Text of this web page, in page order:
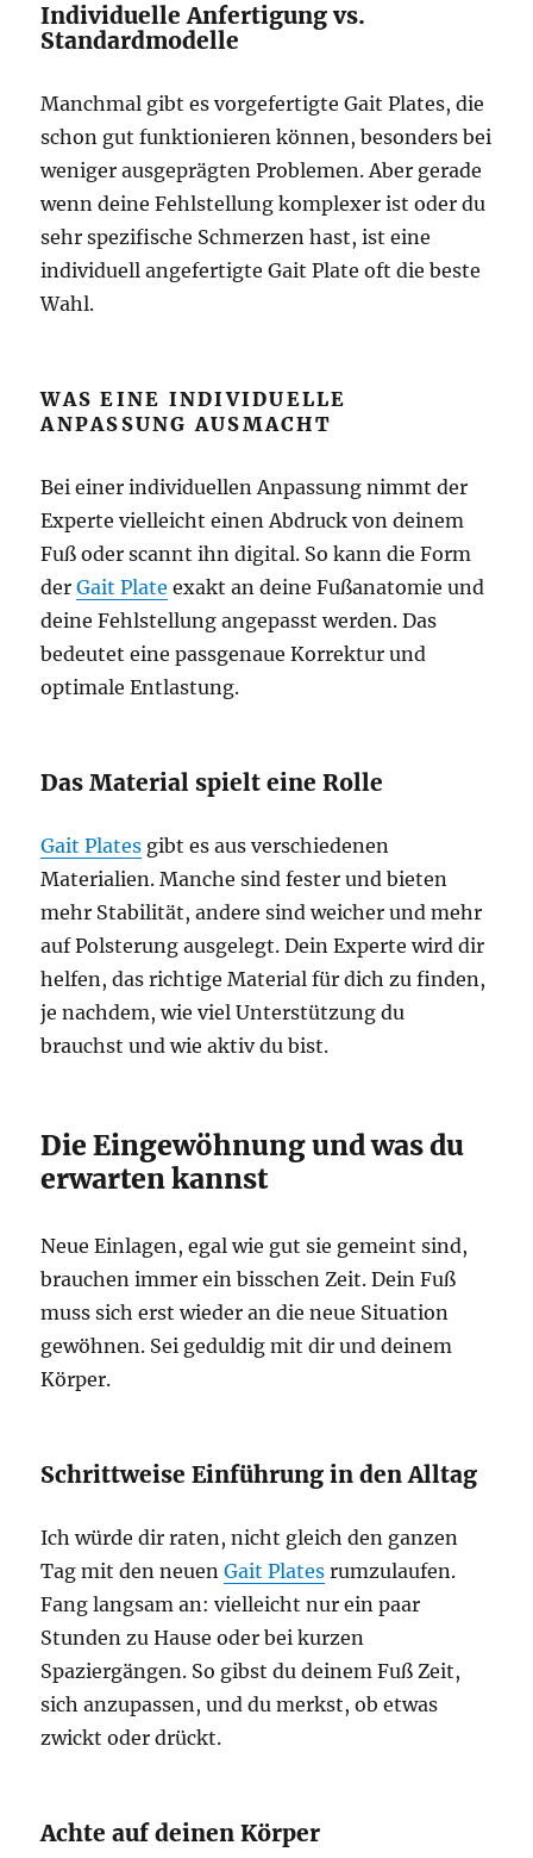
Individuelle Anfertigung vs.
Standardmodelle
Manchmal gibt es vorgefertigte Gait Plates, die
schon gut funktionieren können, besonders bei
weniger ausgeprägten Problemen. Aber gerade
wenn deine Fehlstellung komplexer ist oder du
sehr spezifische Schmerzen hast, ist eine
individuell angefertigte Gait Plate oft die beste
Wahl.
WAS EINE INDIVIDUELLE
ANPASSUNG AUSMACHT
Bei einer individuellen Anpassung nimmt der
Experte vielleicht einen Abdruck von deinem
Fuß oder scannt ihn digital. So kann die Form
derGait Plate exakt an deine Fußanatomie und
deine Fehlstellung angepasst werden. Das
bedeutet eine passgenaue Korrektur und
optimale Entlastung.
Das Material spielt eine Rolle
Gait Plates gibt es aus verschiedenen
Materialien. Manche sind fester und bieten
mehr Stabilität, andere sind weicher und mehr
auf Polsterung ausgelegt. Dein Experte wird dir
helfen, das richtige Material für dich zu finden,
je nachdem, wie viel Unterstützung du
brauchst und wie aktiv du bist.
Die Eingewöhnung und was du
erwarten kannst
Neue Einlagen, egal wie gut sie gemeint sind,
brauchen immer ein bisschen Zeit. Dein Fuß
muss sich erst wieder an die neue Situation
gewöhnen. Sei geduldig mit dir und deinem
Körper.
Schrittweise Einführung in den Alltag
Ich würde dir raten, nicht gleich den ganzen
Tag mit den neuenGait Plates rumzulaufen.
Fang langsam an: vielleicht nur ein paar
Stunden zu Hause oder bei kurzen
Spaziergängen. So gibst du deinem Fuß Zeit,
sich anzupassen, und du merkst, ob etwas
zwickt oder drückt.
Achte auf deinen Körper